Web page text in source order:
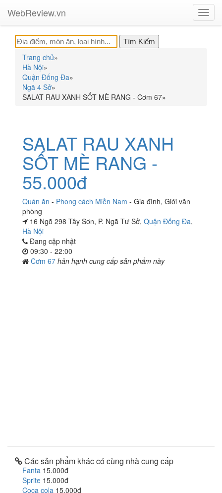
WebReview.vn
Trang chủ»
Hà Nội»
Quận Đống Đa»
Ngã 4 Sở»
SALAT RAU XANH SỐT MÈ RANG - Cơm 67»
SALAT RAU XANH
SỐT MÈ RANG -
55.000đ
Quán ăn - Phong cách Miền Nam - Gia đình, Giới văn
phòng
16 Ngõ 298 Tây Sơn, P. Ngã Tư Sở, Quận Đống Đa,
Hà Nội
Đang cập nhật
09:30 - 22:00
Cơm 67 hân hạnh cung cấp sản phẩm này
Các sản phẩm khác có cùng nhà cung cấp
Fanta 15.000đ
Sprite 15.000đ
Coca cola 15.000đ